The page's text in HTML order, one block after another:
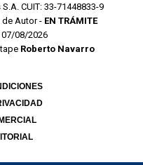
CUIT: 33-71448833-9
Autor - EN TRÁMITE
07/08/2026
Roberto Navarro